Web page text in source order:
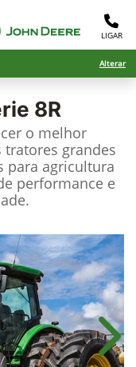
LIGAR
Alterar
8R
o melhor
tratores grandes
para agricultura
performance e